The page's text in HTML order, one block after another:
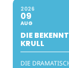
2026
09
AUG
DIE
KRULL
DIE